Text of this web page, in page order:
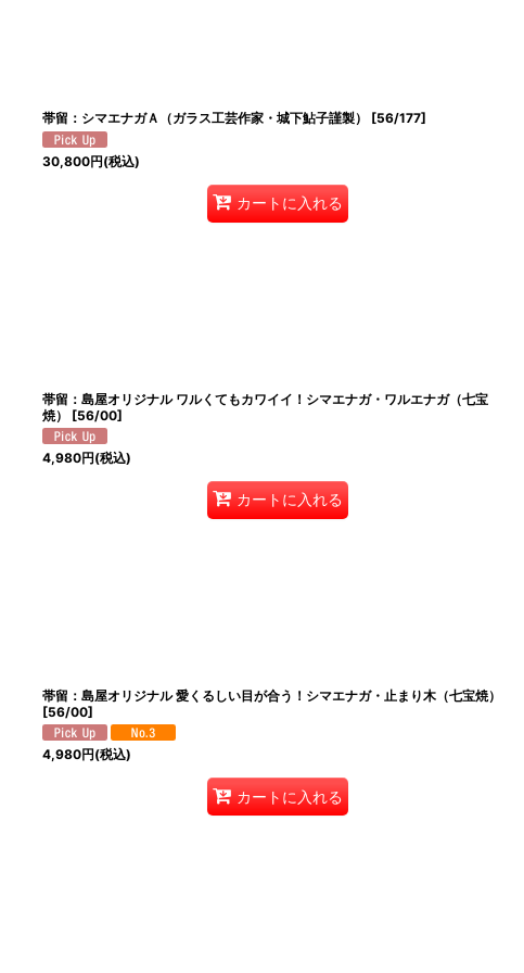
帯留：シマエナガＡ（ガラス工芸作家・城下鮎子謹製） [56/177]
30,800円(税込)
カートに入れる
帯留：島屋オリジナル ワルくてもカワイイ！シマエナガ・ワルエナガ（七宝
焼）
[56/00]
4,980円(税込)
カートに入れる
帯留：島屋オリジナル 愛くるしい目が合う！シマエナガ・止まり木（七宝焼）
[56/00]
4,980円(税込)
カートに入れる